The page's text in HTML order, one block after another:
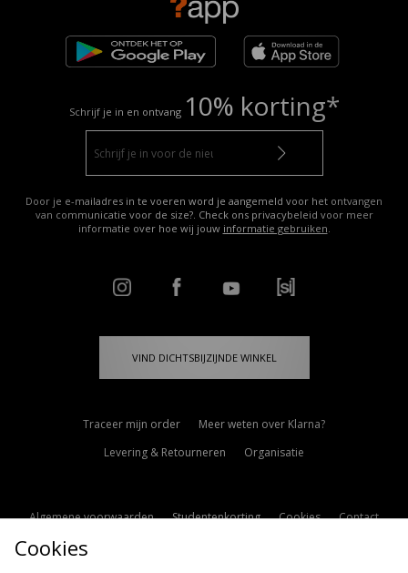
Schrijf je in en ontvang 10% korting*
Door je e-mailadres in te voeren word je aangemeld voor het ontvangen
van communicatie voor de size?. Check ons privacybeleid voor meer
informatie over hoe wij jouw informatie gebruiken.
VIND DICHTSBIJZIJNDE WINKEL
Traceer mijn order
Meer weten over Klarna?
Levering & Retourneren
Organisatie
Algemene voorwaarden Studentenkorting Cookies
Contact
Cookie Instellingen
Cookies